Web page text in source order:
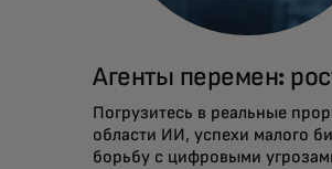
Агенты перемен:
Погрузитесь в реальные
области ИИ, успехи малого
борьбу с цифровыми